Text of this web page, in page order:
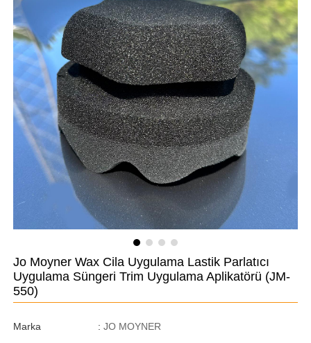
Jo Moyner Wax Cila Uygulama Lastik Parlatıcı
Uygulama Süngeri Trim Uygulama Aplikatörü (JM-
550)
Marka : JO MOYNER